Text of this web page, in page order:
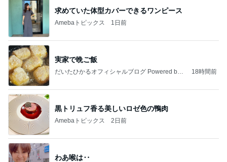
求めていた体型カバーできるワンピース
Amebaトピックス 1日前
実家で晩ご飯
だいたひかるオフィシャルブログ Powered by
18時間前
黒トリュフ香る美しいロゼ色の鴨肉
Amebaトピックス 2日前
わあ喉は‥